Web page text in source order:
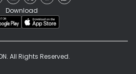
Download
All Rights Reserved.